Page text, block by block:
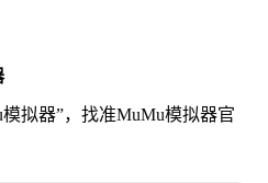
拟器”，找准MuMu模拟器官